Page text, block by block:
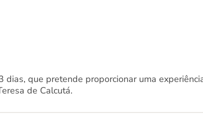
que pretende proporcionar uma
de Calcutá.